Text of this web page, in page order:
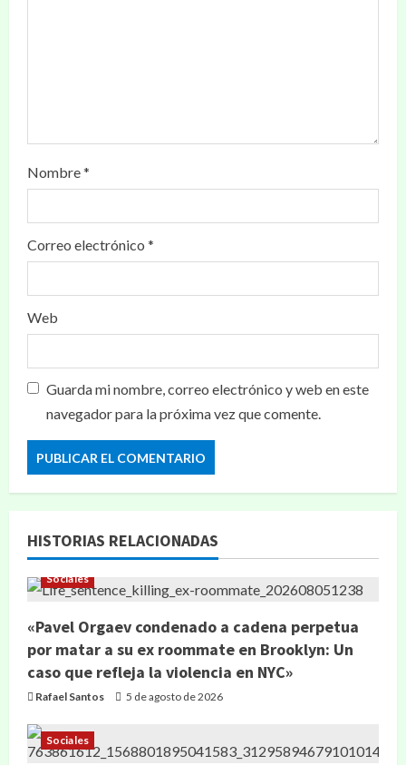
Nombre*
Correo electrónico *
Web
Guarda mi nombre, correo electrónico y web en este
navegador para la próxima vez que comente.
HISTORIAS RELACIONADAS
Sociales
«Pavel Orgaev condenado a cadena perpetua
por matar a su ex roommate en Brooklyn: Un
caso que refleja la violencia en NYC»
Rafael Santos 5 de agosto de 2026
Sociales